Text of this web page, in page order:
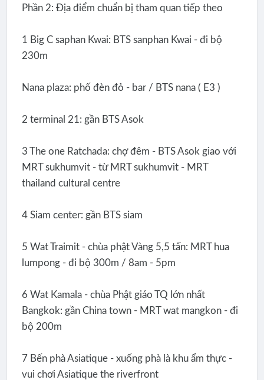
Phần 2: Địa điểm chuẩn bị tham quan tiếp theo
1 Big C saphan Kwai: BTS sanphan Kwai - đi bộ
230m
Nana plaza: phố đèn đỏ - bar / BTS nana ( E3 )
2 terminal 21: gần BTS Asok
3 The one Ratchada: chợ đêm - BTS Asok giao với
MRT sukhumvit - từ MRT sukhumvit - MRT
thailand cultural centre
4 Siam center: gần BTS siam
5 Wat Traimit - chùa phật Vàng 5,5 tấn: MRT hua
lumpong - đi bộ 300m / 8am - 5pm
6 Wat Kamala - chùa Phật giáo TQ lớn nhất
Bangkok: gần China town - MRT wat mangkon - đi
bộ 200m
7 Bến phà Asiatique - xuống phà là khu ẩm thực -
vui chơi Asiatique the riverfront